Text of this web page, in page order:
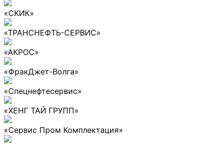
«СКИК»
«ТРАНСНЕФТЬ-СЕРВИС»
«АКРОС»
«ФракДжет-Волга»
«Спецнефтесервис»
«ХЕНГ ТАЙ ГРУПП»
«Сервис Пром Комплектация»